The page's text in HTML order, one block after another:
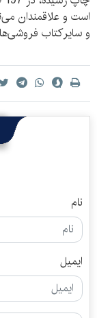
است و علاقمندان
و سایرکتاب
نام
ایمیل